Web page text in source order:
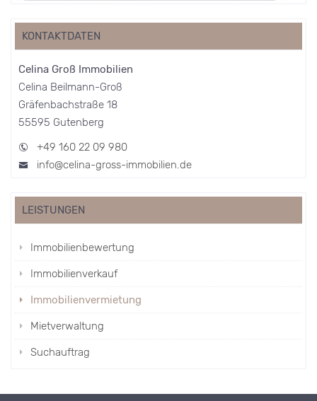
KONTAKTDATEN
Celina Groß Immobilien
Celina Beilmann-Groß
Gräfenbachstraße 18
55595 Gutenberg
+49 160 22 09 980
info@celina-gross-immobilien.de
LEISTUNGEN
Immobilienbewertung
Immobilienverkauf
Immobilienvermietung
Mietverwaltung
Suchauftrag